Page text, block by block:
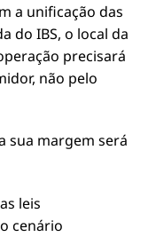
a unificação das
do IBS, o local da
precisará
não pelo
sua margem será
leis
cenário